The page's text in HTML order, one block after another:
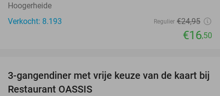
Hoogerheide
Verkocht: 8.193
Regulier €24,95
€16,50
43%
3-gangendiner met vrije keuze van de kaart bij
Restaurant OASSIS